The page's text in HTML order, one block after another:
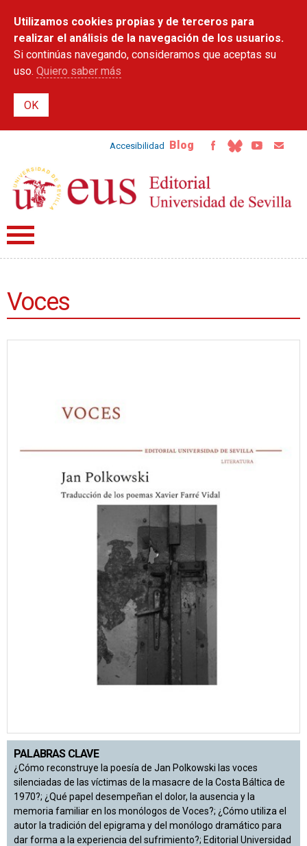
contenido
principal
Utilizamos cookies propias y de terceros para
realizar el análisis de la navegación de los usuarios.
Si continúas navegando, consideramos que aceptas su
uso. Quiero saber más
Accesibilidad Blog
Voces
PALABRAS CLAVE
¿Cómo reconstruye la poesía de Jan Polkowski las voces
silenciadas de las víctimas de la masacre de la Costa Báltica de
1970?; ¿Qué papel desempeñan el dolor, la ausencia y la
memoria familiar en los monólogos de Voces?; ¿Cómo utiliza el
autor la tradición del epigrama y del monólogo dramático para
dar forma a la experiencia del sufrimiento?; Editorial Universidad